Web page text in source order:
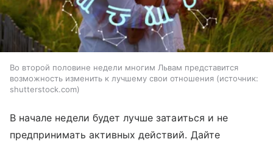
Во второй половине недели многим Львам представится
возможность изменить к лучшему свои отношения
источник:
shutterstock.com
В начале недели будет лучше затаиться и не
предпринимать активных действий. Дайте